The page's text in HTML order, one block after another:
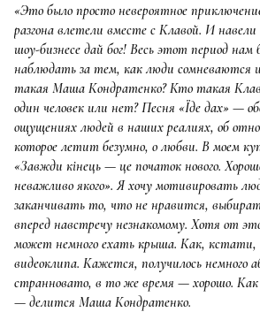
«Это было просто невероятное
разгона влетели вместе с Клавой. И
шоу-бизнесе дай бог! Весь этот период нам
наблюдать за тем, как люди
такая Маша Кондратенко? Кто такая
один человек или нет? Песня «Їде дах» —
ощущениях людей в наших реалиях, об
которое летит безумно, о любви. В моем
«Завжди кінець — це початок нового.
неважливо якого». Я хочу мотивировать
заканчивать то, что не нравится,
вперед навстречу незнакомому. Хотя от
может немного ехать крыша. Как, кстати,
видеоклипа. Кажется, получилось немного
странновато, в то же время — хорошо.
— делится Маша Кондратенко.